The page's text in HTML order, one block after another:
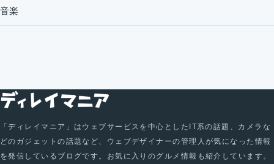
音楽
「ディレイマニア」はウェブサービスを中心としたIT系の話題、カメラな
どのガジェットの話題など、ウェブデザイナーの管理人が気になった情報
を発信しているブログです。お気に入りのグルメ情報も紹介しています。